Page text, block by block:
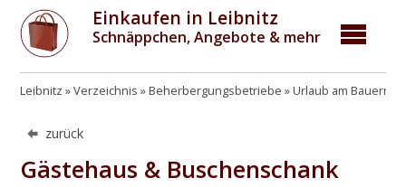
Einkaufen in Leibnitz
Schnäppchen, Angebote & mehr
Leibnitz Verzeichnis Beherbergungsbetriebe Urlaub am
zurück
Gästehaus & Buschenschank